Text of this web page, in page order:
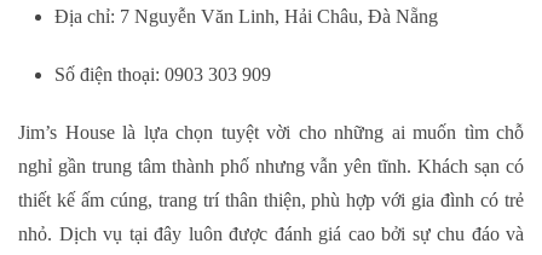
Địa chỉ: 7 Nguyễn Văn Linh, Hải Châu, Đà Nẵng
Số điện thoại: 0903 303 909
Jim’s House là lựa chọn tuyệt vời cho những ai muốn tìm chỗ
nghỉ gần trung tâm thành phố nhưng vẫn yên tĩnh. Khách sạn có
thiết kế ấm cúng, trang trí thân thiện, phù hợp với gia đình có trẻ
nhỏ. Dịch vụ tại đây luôn được đánh giá cao bởi sự chu đáo và